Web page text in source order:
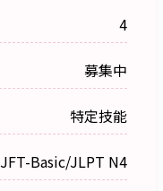
4
募集中
特定技能
JFT-Basic/JLPT N4